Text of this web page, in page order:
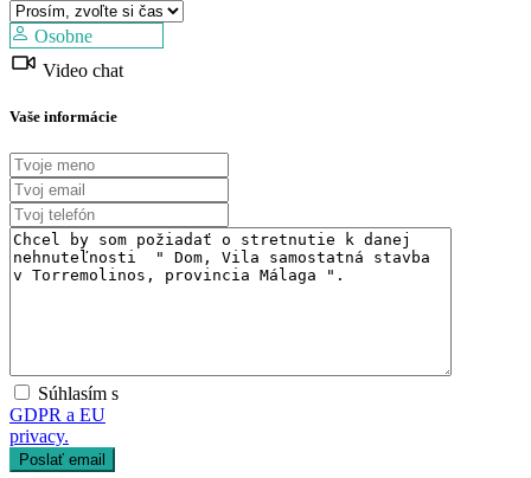
Osobne
Video chat
Vaše informácie
Súhlasím s
GDPR a EU
privacy.